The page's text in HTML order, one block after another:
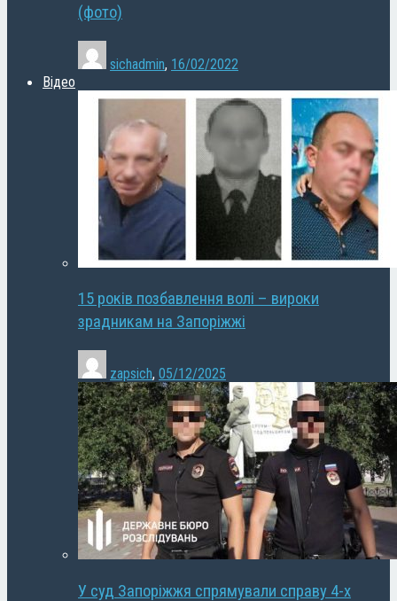
(фото)
sichadmin, 16/02/2022
Відео
15 років позбавлення волі – вироки
зрадникам на Запоріжжі
zapsich, 05/12/2025
У суд Запоріжжя спрямували справу 4-х